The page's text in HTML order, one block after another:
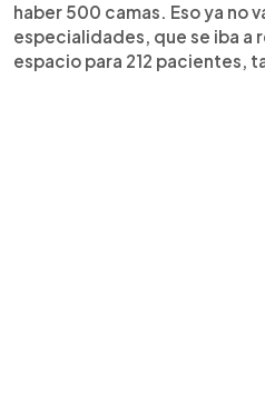
haber 500 camas. Eso ya no
especialidades, que se iba a
espacio para 212 pacientes,